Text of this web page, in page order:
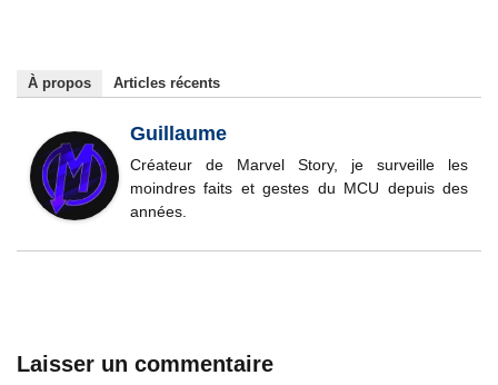
À propos Articles récents
Guillaume
Créateur de Marvel Story, je surveille les
moindres faits et gestes du MCU depuis des
années.
Laisser un commentaire